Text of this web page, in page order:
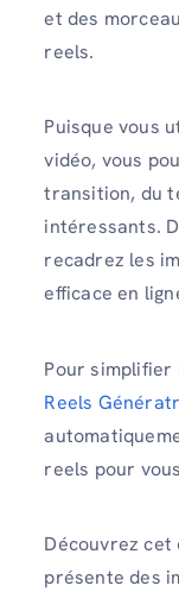
et des
reels.
Puisque vous
vidéo, vous
transition, du
intéressants.
recadrez les
efficace en
Pour simplifier
Reels
reels pour
Découvrez cet
présente des